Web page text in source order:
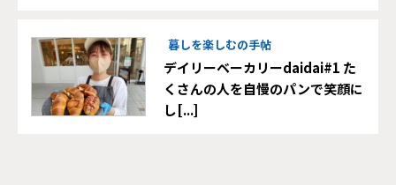
暮しを楽しむの手帖
デイリーベーカリーdaidai#1 た
くさんの人を自慢のパンで笑顔に
し[...]